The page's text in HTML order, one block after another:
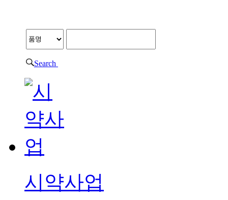
원료의약품
자사의 원료의약품
며, 2001년에는
원료의약품을 생산,